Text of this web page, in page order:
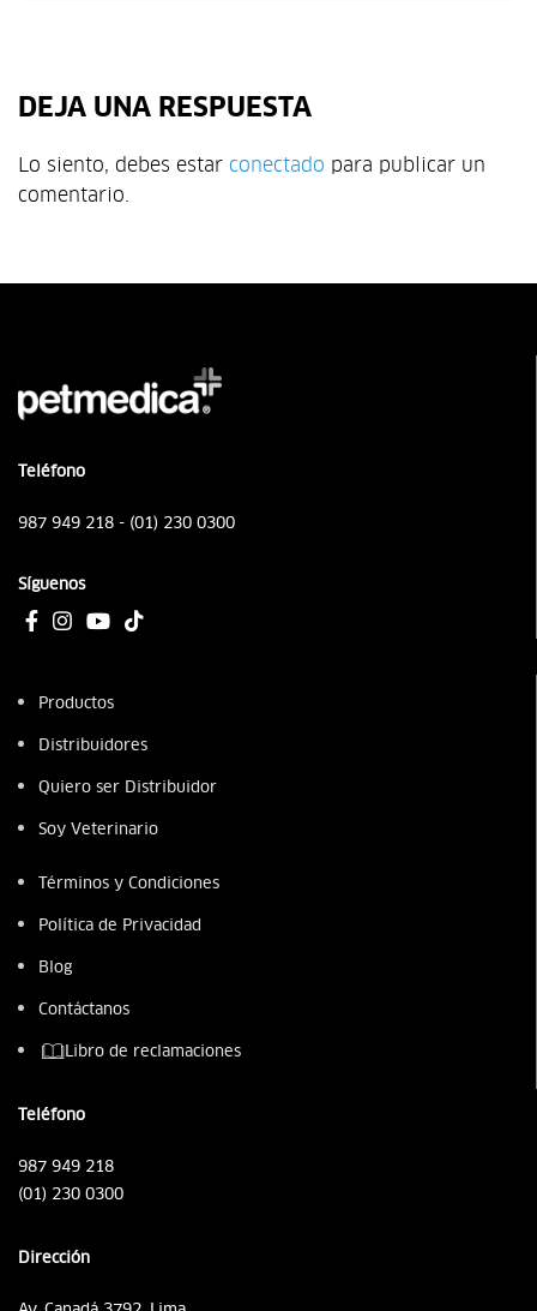
DEJA UNA RESPUESTA
Lo siento, debes estar conectado para publicar un
comentario.
Teléfono
987 949 218 - (01) 230 0300
Síguenos
Productos
Distribuidores
Quiero ser Distribuidor
Soy Veterinario
Términos y Condiciones
Política de Privacidad
Blog
Contáctanos
Libro de reclamaciones
Teléfono
987 949 218
(01) 230 0300
Dirección